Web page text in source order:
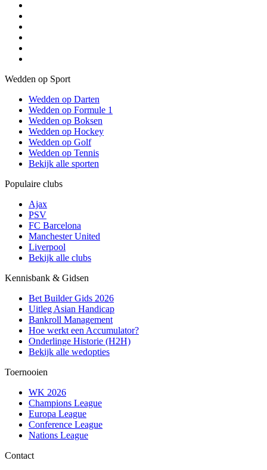
Wedden op Sport
Wedden op Darten
Wedden op Formule 1
Wedden op Boksen
Wedden op Hockey
Wedden op Golf
Wedden op Tennis
Bekijk alle sporten
Populaire clubs
Ajax
PSV
FC Barcelona
Manchester United
Liverpool
Bekijk alle clubs
Kennisbank & Gidsen
Bet Builder Gids 2026
Uitleg Asian Handicap
Bankroll Management
Hoe werkt een Accumulator?
Onderlinge Historie (H2H)
Bekijk alle wedopties
Toernooien
WK 2026
Champions League
Europa League
Conference League
Nations League
Contact